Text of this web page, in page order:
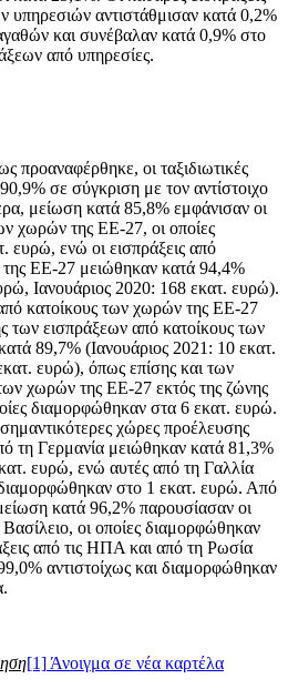
υπηρεσιών αντιστάθμισαν κατά 0,2%
και συνέβαλαν κατά 0,9% στο
από υπηρεσίες.
προαναφέρθηκε, οι ταξιδιωτικές
σε σύγκριση με τον αντίστοιχο
μείωση κατά 85,8% εμφάνισαν οι
χωρών της ΕΕ-27, οι οποίες
ευρώ, ενώ οι εισπράξεις από
ΕΕ-27 μειώθηκαν κατά 94,4%
Ιανουάριος 2020: 168 εκατ. ευρώ).
κατοίκους των χωρών της ΕΕ-27
των εισπράξεων από κατοίκους των
89,7% (Ιανουάριος 2021: 10 εκατ.
ευρώ), όπως επίσης και των
χωρών της ΕΕ-27 εκτός της ζώνης
διαμορφώθηκαν στα 6 εκατ. ευρώ.
χώρες προέλευσης
τη Γερμανία μειώθηκαν κατά 81,3%
ευρώ, ενώ αυτές από τη Γαλλία
στo 1 εκατ. ευρώ. Από
κατά 96,2% παρουσίασαν οι
οι οποίες διαμορφώθηκαν
από τις ΗΠΑ και από τη Ρωσία
αντιστοίχως και διαμορφώθηκαν
[1] Άνοιγμα σε νέα καρτέλα